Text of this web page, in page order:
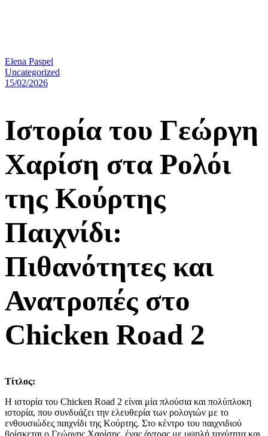
Elena Paspel
Uncategorized
15/02/2026
Ιστορία του Γεώργη
Χαρίση στα Ρολόι
της Κούρτης
Παιχνίδι:
Πιθανότητες και
Ανατροπές στο
Chicken Road 2
Τίτλος:
Η ιστορία του Chicken Road 2 είναι μία πλούσια και πολύπλοκη
ιστορία, που συνδυάζει την ελευθερία των ρολογιών με το
ενθουσιώδες παιχνίδι της Κούρτης. Στο κέντρο του παιχνιδιού
βρίσκεται ο Γεώργης Χαρίσης, ένας άντρας με υψηλή ταχύτητα και